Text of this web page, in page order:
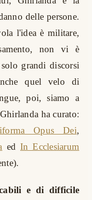
delle persone.
l'idea è militare,
non vi è
grandi discorsi
quel velo di
poi, siamo a
ha curato:
Opus Dei,
edIn Ecclesiarum
e di difficile